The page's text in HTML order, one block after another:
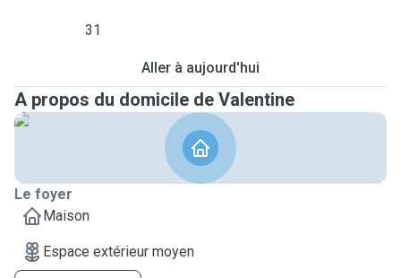
31
Aller à aujourd'hui
A propos du domicile de Valentine
Le foyer
Maison
Espace extérieur moyen